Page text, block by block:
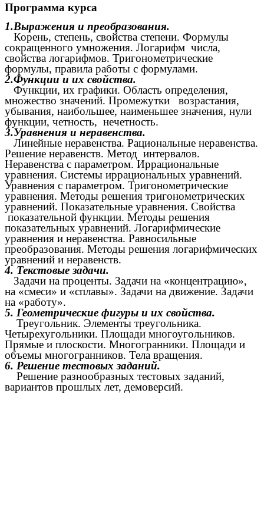
Программа курса
1.Выражения и преобразования.
Корень, степень, свойства степени. Формулы
сокращенного умножения. Логарифм числа,
свойства логарифмов. Тригонометрические
формулы, правила работы с формулами.
2.Функции и их свойства.
Функции, их графики. Область определения,
множество значений. Промежутки возрастания,
убывания, наибольшее, наименьшее значения, нули
функции, четность, нечетность.
3.Уравнения и неравенства.
Линейные неравенства. Рациональные неравенства.
Решение неравенств. Метод интервалов.
Неравенства с параметром. Иррациональные
уравнения. Системы иррациональных уравнений.
Уравнения с параметром. Тригонометрические
уравнения. Методы решения тригонометрических
уравнений. Показательные уравнения. Свойства
показательной функции. Методы решения
показательных уравнений. Логарифмические
уравнения и неравенства. Равносильные
преобразования. Методы решения логарифмических
уравнений и неравенств.
4. Текстовые задачи.
Задачи на проценты. Задачи на «концентрацию»,
на «смеси» и «сплавы». Задачи на движение. Задачи
на «работу».
5. Геометрические фигуры и их свойства.
Треугольник. Элементы треугольника.
Четырехугольники. Площади многоугольников.
Прямые и плоскости. Многогранники. Площади и
объемы многогранников. Тела вращения.
6. Решение тестовых заданий.
Решение разнообразных тестовых заданий,
вариантов прошлых лет, демоверсий.